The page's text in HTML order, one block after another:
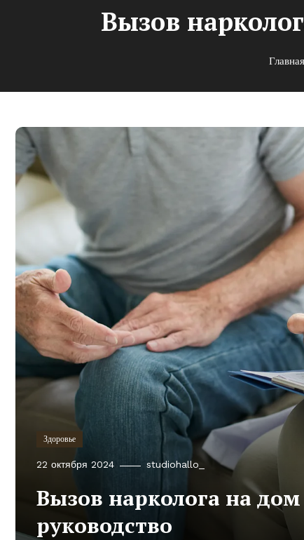
Вызов
Главная
Здоровье
22 октября 2024 studiohallo_
Вызов нарколога на
руководство